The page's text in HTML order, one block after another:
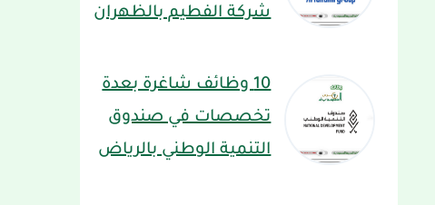
شركة الفطيم بالظهران
10 وظائف شاغرة بعدة
تخصصات في صندوق
التنمية الوطني بالرياض